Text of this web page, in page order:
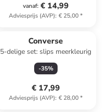
vanaf: € 14,99
Adviesprijs (AVP): € 25,00*
Converse
5-delige set: slips meerkleurig
-35%
€ 17,99
Adviesprijs (AVP): € 28,00*